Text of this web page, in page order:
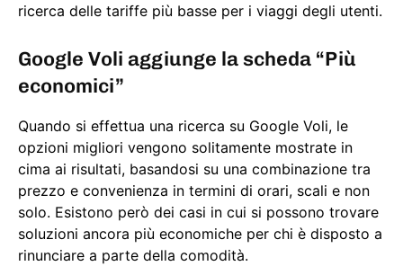
ricerca delle tariffe più basse per i viaggi degli utenti.
Google Voli aggiunge la scheda “Più
economici”
Quando si effettua una ricerca su Google Voli, le
opzioni migliori vengono solitamente mostrate in
cima ai risultati, basandosi su una combinazione tra
prezzo e convenienza in termini di orari, scali e non
solo. Esistono però dei casi in cui si possono trovare
soluzioni ancora più economiche per chi è disposto a
rinunciare a parte della comodità.